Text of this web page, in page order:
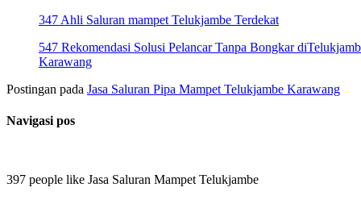
347 Ahli Saluran mampet Telukjambe Terdekat
547 Rekomendasi Solusi Pelancar Tanpa Bongkar
Karawang
Postingan pada Jasa Saluran Pipa Mampet Telukjambe Karawang
Navigasi pos
397 people like Jasa Saluran Mampet Telukjambe